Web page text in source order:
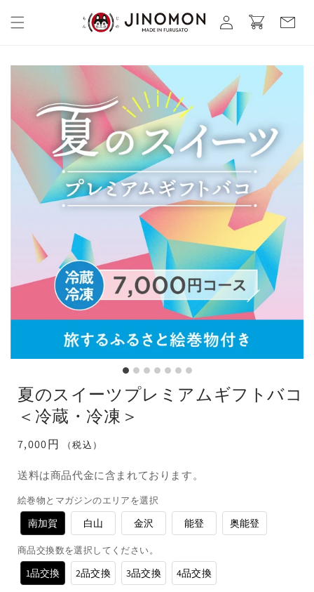
ンツに
進む
グ
イ
ー
夏のスイーツプレミアムギフトバコ
＜冷蔵・冷凍＞
通
価
格
7,000円 （税込）
送料は商品代金に含まれております。
絵巻物とマガジンのエリアを選択
南加賀 白山 金沢 能登 奥能登
商品交換数を選択してください。
1品交換 2品交換 3品交換 4品交換